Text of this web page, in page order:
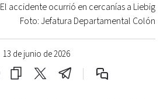
13 de junio de 2026
El accidente ocurrió en cercanías a Liebig
Foto: Jefatura Departamental Colón